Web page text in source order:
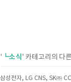
' ┗소식' 카테고리의 다